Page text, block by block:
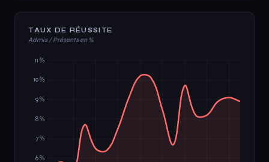
TAUX DE RÉUSSITE
Admis / Présents en %